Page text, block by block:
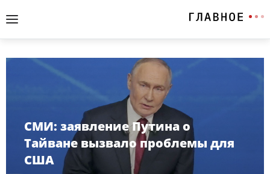
СМИ: заявление Путина о
Тайване вызвало проблемы для
США